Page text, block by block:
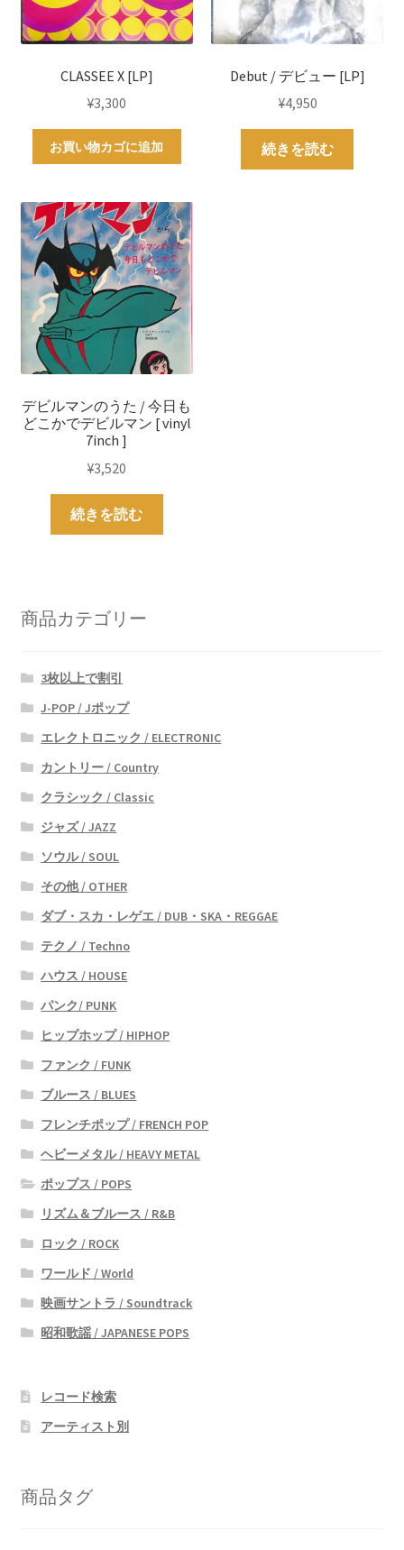
CLASSEE X [LP]
¥3,300
お買い物カゴに追加
Debut / デビュー [LP]
¥4,950
続きを読む
デビルマンのうた / 今日も
どこかでデビルマン [ vinyl
7inch ]
¥3,520
続きを読む
商品カテゴリー
3枚以上で割引
J-POP / Jポップ
エレクトロニック / ELECTRONIC
カントリー / Country
クラシック / Classic
ジャズ / JAZZ
ソウル / SOUL
その他 / OTHER
ダブ・スカ・レゲエ / DUB・SKA・REGGAE
テクノ / Techno
ハウス / HOUSE
パンク/ PUNK
ヒップホップ / HIPHOP
ファンク / FUNK
ブルース / BLUES
フレンチポップ / FRENCH POP
ヘビーメタル / HEAVY METAL
ポップス / POPS
リズム＆ブルース / R&B
ロック / ROCK
ワールド / World
映画サントラ / Soundtrack
昭和歌謡 / JAPANESE POPS
レコード検索
アーティスト別
商品タグ